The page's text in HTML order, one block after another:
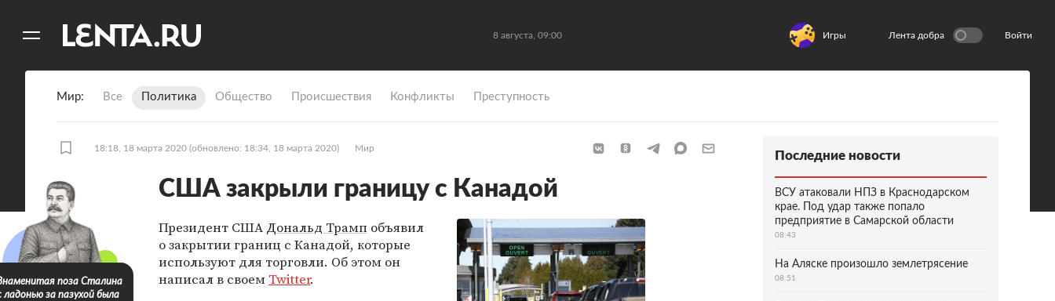
8 августа, 09:00 Игры Лента добра Войти
Мир Все Политика Общество Происшествия Конфликты Преступность
18:18, 18 марта 2020 (обновлено: 18:34, 18 марта 2020) Мир
США закрыли границу с Канадой
Президент США Дональд Трамп объявил
о закрытии границ с Канадой, которые
используют для торговли. Об этом он
написал в своем Twitter.
поза Сталина
ладонью за пазухой была
Последние новости
ВСУ атаковали НПЗ в Краснодарском
крае. Под удар также попало
предприятие в Самарской области
08:43
На Аляске произошло землетрясение
08:51